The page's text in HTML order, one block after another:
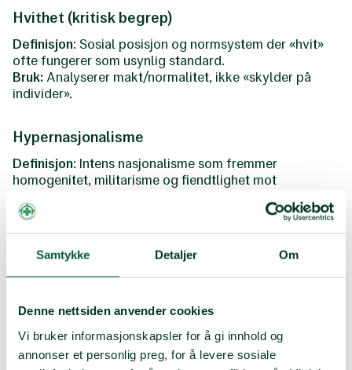
Samtykke Detaljer Om
Denne nettsiden anvender cookies
Vi bruker informasjonskapsler for å gi innhold og
annonser et personlig preg, for å levere sosiale
Hvithet (kritisk begrep)
Definisjon: Sosial posisjon og normsystem der «hvit»
ofte fungerer som usynlig standard.
Bruk: Analyserer makt/normalitet, ikke «skylder på
individer».
Hypernasjonalisme
Definisjon: Intens nasjonalisme som fremmer
homogenitet, militarisme og fiendtlighet mot
Identitetspolitikk
Definisjon: Politikk som tar utgangspunkt i erfaringer
og interesser knyttet til identitet (kjønn, etnisitet,